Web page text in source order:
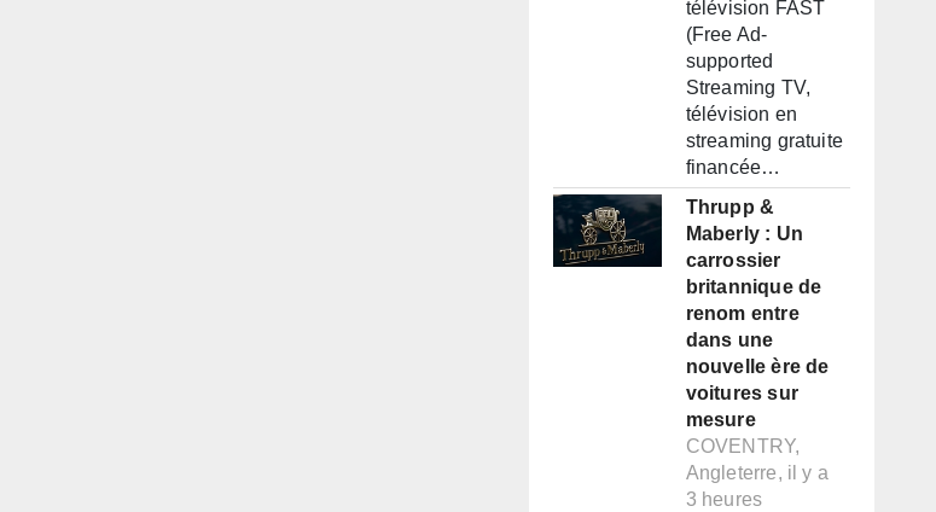
télévision FAST
(Free Ad-
supported
Streaming TV,
télévision en
streaming gratuite
financée…
Thrupp &
Maberly : Un
carrossier
britannique de
renom entre
dans une
nouvelle ère de
voitures sur
mesure
COVENTRY,
Angleterre, il y a
3 heures